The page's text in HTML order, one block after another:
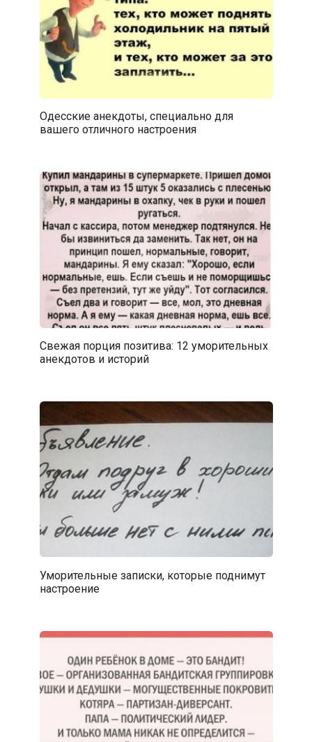
Одесские анекдоты, специально для
вашего отличного настроения
Свежая порция позитива: 12 уморительных
анекдотов и историй
Уморительные записки, которые поднимут
настроение